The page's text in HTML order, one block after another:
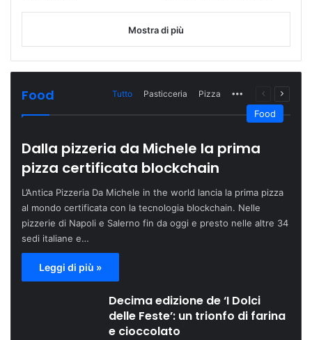
Mostra di più
Food Tutto Pasticceria Pizza More Pagina
precedente
Food
Dalla pizzeria da Michele la prima
pizza certificata blockchain
L’Antica Pizzeria Da Michele in the world lancia la prima pizza
al mondo certificata con la tecnologia blockchain. Nelle
pizzerie di Napoli e Salerno fin da oggi e presto nelle altre 34
sedi italiane e…
Leggi di più »
Decima edizione de ‘I Dolci
delle Feste’: un trionfo di farina
e cioccolato